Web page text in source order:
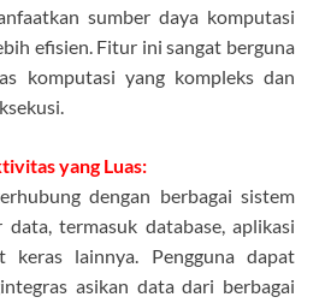
sumber daya komputasi
efisien. Fitur ini sangat berguna
komputasi yang kompleks dan
yang Luas:
dengan berbagai sistem
termasuk database, aplikasi
keras lainnya. Pengguna dapat
asikan data dari berbagai